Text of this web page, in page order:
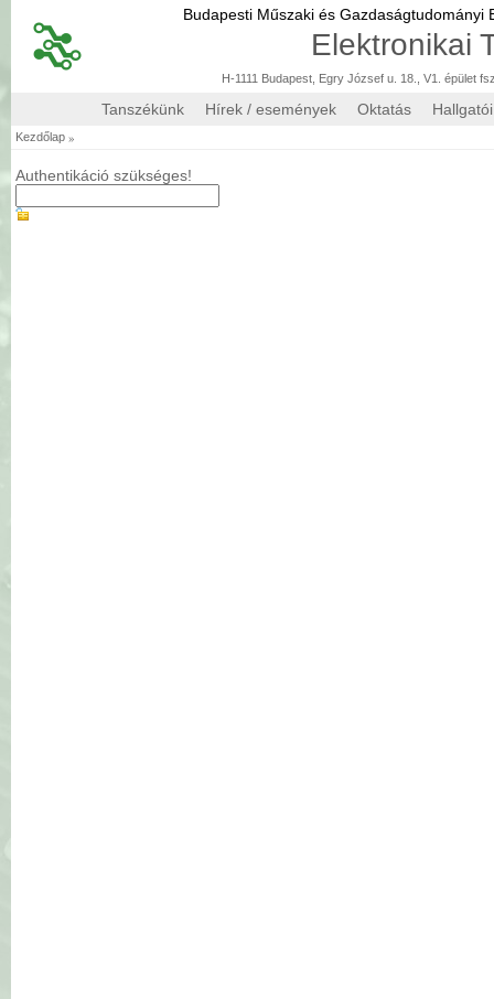
Budapesti Műszaki és Gazdaságtudományi
Elektronikai
H-1111 Budapest, Egry József u. 18., V1. épület
Tanszékünk Hírek / események Oktatás
Kezdőlap »
Authentikáció szükséges!